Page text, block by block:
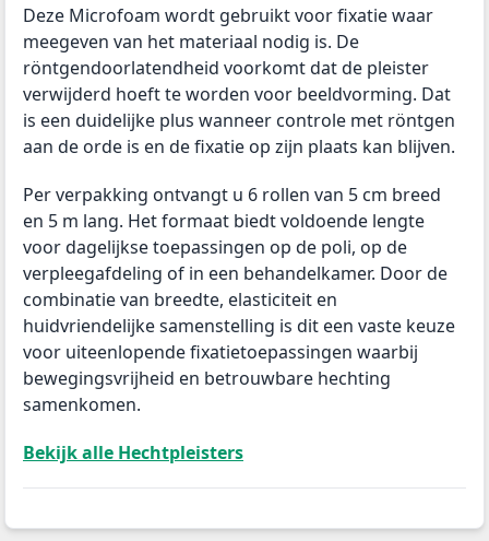
Deze Microfoam wordt gebruikt voor fixatie waar
meegeven van het materiaal nodig is. De
röntgendoorlatendheid voorkomt dat de pleister
verwijderd hoeft te worden voor beeldvorming. Dat
is een duidelijke plus wanneer controle met röntgen
aan de orde is en de fixatie op zijn plaats kan blijven.
Per verpakking ontvangt u 6 rollen van 5 cm breed
en 5 m lang. Het formaat biedt voldoende lengte
voor dagelijkse toepassingen op de poli, op de
verpleegafdeling of in een behandelkamer. Door de
combinatie van breedte, elasticiteit en
huidvriendelijke samenstelling is dit een vaste keuze
voor uiteenlopende fixatietoepassingen waarbij
bewegingsvrijheid en betrouwbare hechting
samenkomen.
Bekijk alle Hechtpleisters